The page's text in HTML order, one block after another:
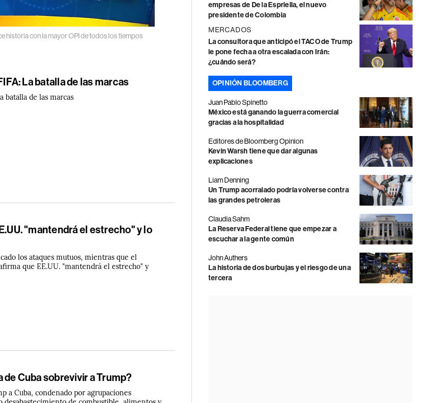
historia con la mayor OPI de todos los tiempos
La batalla de las marcas
batalla de las marcas
"mantendrá el estrecho" y lo
los ataques mutuos, mientras que el
que EE.UU. "mantendrá el estrecho" y
de Cuba sobrevivir a Trump?
a Cuba, condenado por agrupaciones
empresas de De la Espriella, el nuevo
presidente de Colombia
MERCADOS
La consultora que anticipó el TACO de Trump
le pone fecha a otra escalada con Irán:
¿cuándo será?
OPINIÓN BLOOMBERG
Juan Pablo Spinetto
México está ganando la guerra comercial
gracias a la hospitalidad
Editores de Bloomberg Opinion
Kevin Warsh tiene que dar algunas
explicaciones
Liam Denning
Un Trump acorralado podría volverse contra
las grandes petroleras
Claudia Sahm
La Reserva Federal tiene que empezar a
escuchar a la gente común
John Authers
La historia de dos burbujas y el riesgo de una
tercera